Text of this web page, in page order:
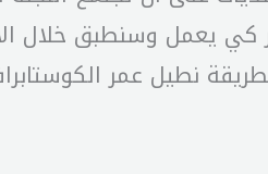
كي يعمل وسنطبق خلال
نطيل عمر